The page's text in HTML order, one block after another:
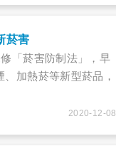
菸害
「菸害防制法」，早
加熱菸等新型菸品，
2020-12-08